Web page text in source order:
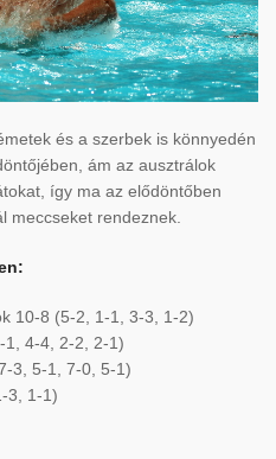
és a szerbek is könnyedén
ám az ausztrálok
így ma az elődöntőben
meccseket rendeznek.
10-8 (5-2, 1-1, 3-3, 1-2)
1, 4-4, 2-2, 2-1)
3, 5-1, 7-0, 5-1)
3, 1-1)